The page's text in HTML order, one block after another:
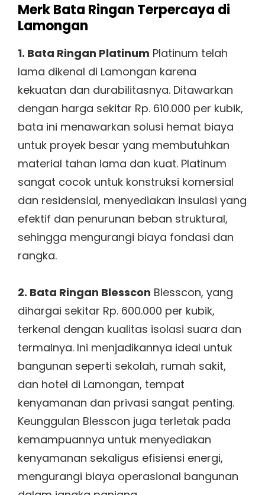
Merk Bata Ringan Terpercaya di
Lamongan
1. Bata Ringan Platinum Platinum telah
lama dikenal di Lamongan karena
kekuatan dan durabilitasnya. Ditawarkan
dengan harga sekitar Rp. 610.000 per kubik,
bata ini menawarkan solusi hemat biaya
untuk proyek besar yang membutuhkan
material tahan lama dan kuat. Platinum
sangat cocok untuk konstruksi komersial
dan residensial, menyediakan insulasi yang
efektif dan penurunan beban struktural,
sehingga mengurangi biaya fondasi dan
rangka.
2. Bata Ringan Blesscon Blesscon, yang
dihargai sekitar Rp. 600.000 per kubik,
terkenal dengan kualitas isolasi suara dan
termalnya. Ini menjadikannya ideal untuk
bangunan seperti sekolah, rumah sakit,
dan hotel di Lamongan, tempat
kenyamanan dan privasi sangat penting.
Keunggulan Blesscon juga terletak pada
kemampuannya untuk menyediakan
kenyamanan sekaligus efisiensi energi,
mengurangi biaya operasional bangunan